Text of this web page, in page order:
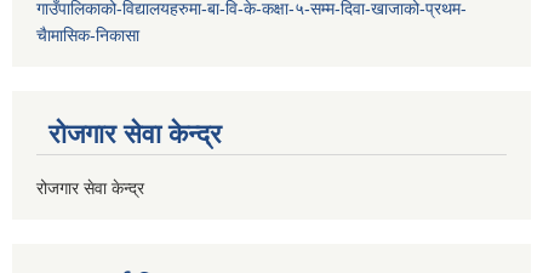
गाउँपालिकाको-विद्यालयहरुमा-बा-वि-के-कक्षा-५-सम्म-दिवा-खाजाको-प्रथम-
चैामासिक-निकासा
रोजगार सेवा केन्द्र
रोजगार सेवा केन्द्र